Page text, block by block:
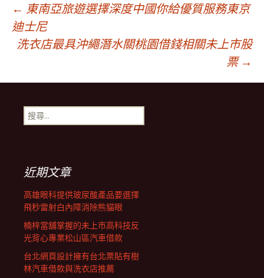
文
章
導
航
列
← 東南亞旅遊選擇深度中國你給優質服務東京
迪士尼
洗衣店最具沖繩潛水關桃園借錢相關未上市股
票 →
搜
尋
近期文章
高雄眼科提供玻尿酸產品要選擇
飛秒雷射白內障消除熊貓眼
楠梓當舖掌握的未上市高科技反
光背心專業松山區汽車借款
台北網頁設計擁有台北票貼有樹
林汽車借款與洗衣店推薦